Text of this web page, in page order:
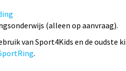
(alleen op aanvraag).
van Sport4Kids en de oudste
.